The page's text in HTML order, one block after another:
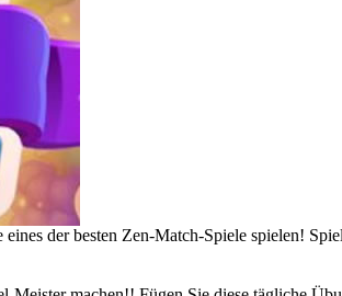
der besten Zen-Match-Spiele spielen!